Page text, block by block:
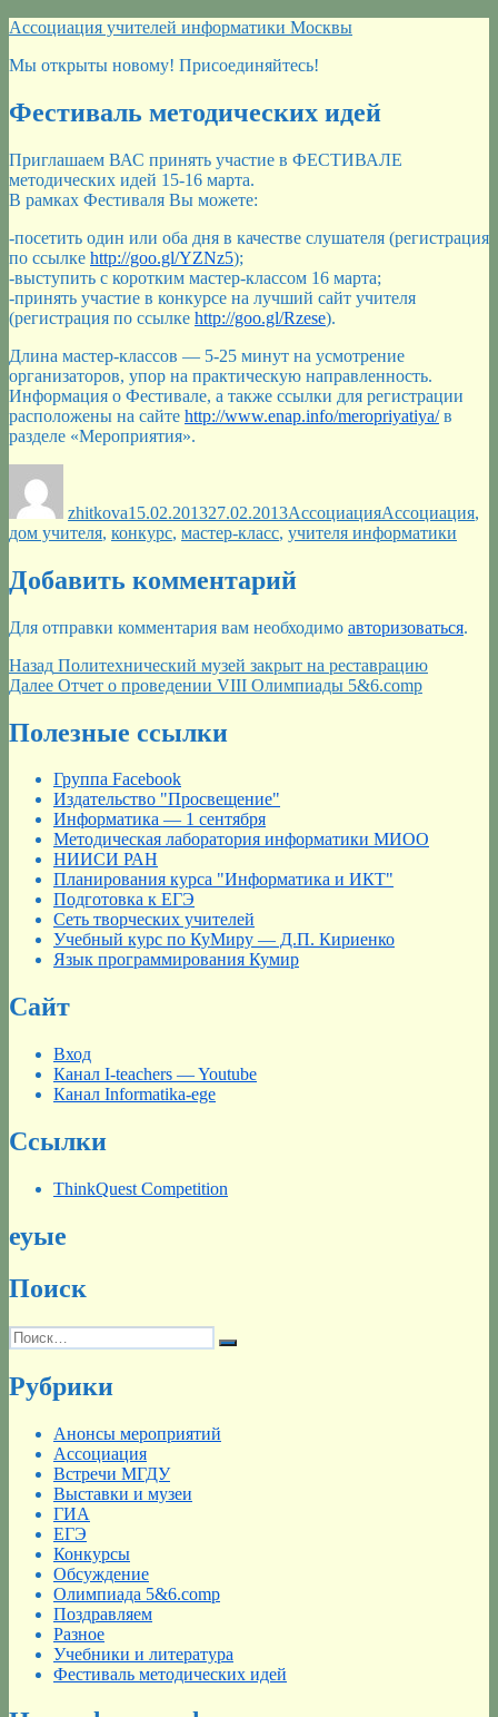
Перейти
содержимому
Ассоциация учителей информатики Москвы
Мы открыты новому! Присоединяйтесь!
Фестиваль методических идей
Приглашаем ВАС принять участие в ФЕСТИВАЛЕ
методических идей 15-16 марта.
В рамках Фестиваля Вы можете:
-посетить один или оба дня в качестве слушателя (регистрация
по ссылке http://goo.gl/YZNz5);
-выступить с коротким мастер-классом 16 марта;
-принять участие в конкурсе на лучший сайт учителя
(регистрация по ссылке http://goo.gl/Rzese).
Длина мастер-классов — 5-25 минут на усмотрение
организаторов, упор на практическую направленность.
Информация о Фестивале, а также ссылки для регистрации
расположены на сайте http://www.enap.info/meropriyatiya/в
разделе «Мероприятия».
zhitkova15.02.201327.02.2013АссоциацияАссоциация,
дом учителя, конкурс, мастер-класс, учителя информатики
Добавить комментарий
Для отправки комментария вам необходимо авторизоваться.
Навигация
по
записям
Назад Предыдущая
запись:
Политехнический музей закрыт на реставрацию
Далее Следующая
Отчет о проведении VIII Олимпиады 5&6.comp
Полезные ссылки
Группа Facebook
Издательство "Просвещение"
Информатика — 1 сентября
Методическая лаборатория информатики МИОО
НИИСИ РАН
Планирования курса "Информатика и ИКТ"
Подготовка к ЕГЭ
Сеть творческих учителей
Учебный курс по КуМиру — Д.П. Кириенко
Язык программирования Кумир
Сайт
Вход
Канал I-teachers — Youtube
Канал Informatika-ege
Ссылки
ThinkQuest Competition
еуые
Поиск
Искать:
Поиск
Рубрики
Анонсы мероприятий
Ассоциация
Встречи МГДУ
Выставки и музеи
ГИА
ЕГЭ
Конкурсы
Обсуждение
Олимпиада 5&6.comp
Поздравляем
Разное
Учебники и литература
Фестиваль методических идей